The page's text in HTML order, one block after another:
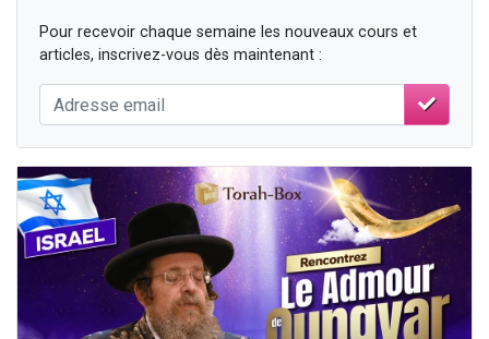
Pour recevoir chaque semaine les nouveaux cours et
articles, inscrivez-vous dès maintenant :